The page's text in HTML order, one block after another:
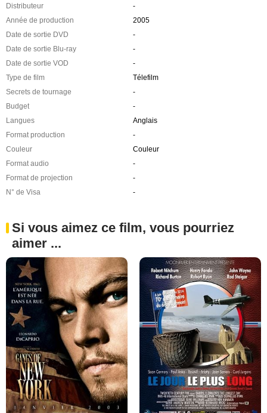
Distributeur
-
Année de production
2005
Date de sortie DVD
-
Date de sortie Blu-ray
-
Date de sortie VOD
-
Type de film
Télefilm
Secrets de tournage
-
Budget
-
Langues
Anglais
Format production
-
Couleur
Couleur
Format audio
-
Format de projection
-
N° de Visa
-
Si vous aimez ce film, vous pourriez
aimer ...